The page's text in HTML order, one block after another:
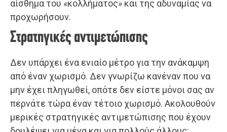
αίσθημα του «κολλήματος» και της αδυναμίας να
προχωρήσουν.
Στρατηγικές αντιμετώπισης
Δεν υπάρχει ένα ενιαίο μέτρο για την ανάκαμψη
από έναν χωρισμό. Δεν γνωρίζω κανέναν που να
μην έχει πληγωθεί, οπότε δεν είστε μόνοι σας αν
περνάτε τώρα έναν τέτοιο χωρισμό. Ακολουθούν
μερικές στρατηγικές αντιμετώπισης που έχουν